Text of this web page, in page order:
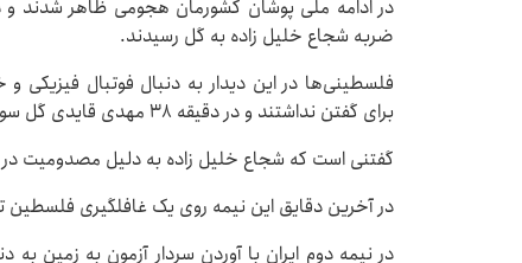
ضربه شجاع خلیل زاده به گل رسیدند.
فلسطینی‌ها در این دیدار به دنبال فوتبال فیزیکی
برای گفتن نداشتند و در دقیقه ۳۸ مهدی قایدی گل سوم را به ثمر رساند.
گفتنی است که شجاع خلیل زاده به دلیل مصدومیت
در آخرین دقایق این نیمه روی یک غافلگیری